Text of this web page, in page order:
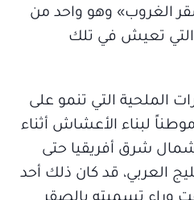
الغروب» وهو واحد من
التي تعيش في تلك
الملحية التي تنمو على
لبناء الأعشاش أثناء
شمال شرق أفريقيا حتى
العربي، قد كان ذلك أحد